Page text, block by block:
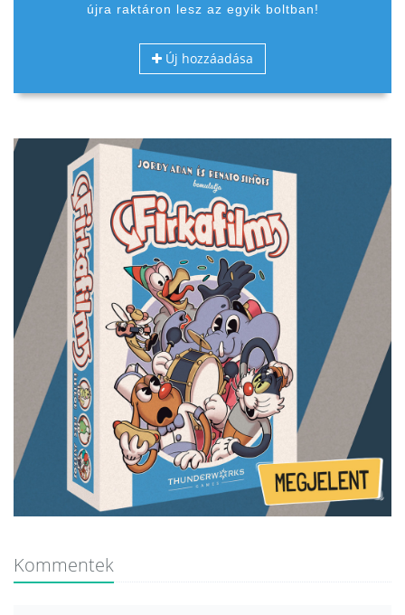
újra raktáron lesz az egyik boltban!
Új hozzáadása
Kommentek